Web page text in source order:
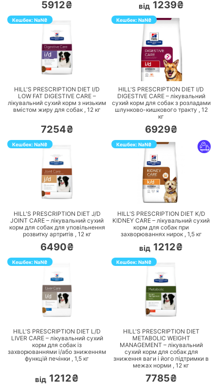
5912₴ від 1239₴
Кешбек:NaN₴
ПЕРЕЙТИ
HILL'S PRESCRIPTION DIET I/D
LOW FAT DIGESTIVE CARE –
лікувальний сухий корм з низьким
вмістом жиру для собак , 12 кг
7254₴
Кешбек:NaN₴
ПЕРЕЙТИ
HILL'S PRESCRIPTION DIET I/D
DIGESTIVE CARE – лікувальний
сухий корм для собак з розладами
шлунково-кишкового тракту , 12
кг
6929₴
Кешбек:NaN₴
ПЕРЕЙТИ
HILL'S PRESCRIPTION DIET J/D
JOINT CARE – лікувальний сухий
корм для собак для уповільнення
розвитку артритів , 12кг
6490₴
Кешбек:NaN₴
ПЕРЕЙТИ
HILL'S PRESCRIPTION DIET K/D
KIDNEY CARE – лікувальний сухий
корм для собак при
захворюваннях нирок , 1,5кг
від 1212₴
Кешбек:NaN₴
HILL'S PRESCRIPTION DIET L/D
LIVER CARE – лікувальний сухий
корм для собак із
захворюваннями і/або зниженням
функцій печінки , 1,5 кг
від 1212₴
Кешбек:NaN₴
ПЕРЕЙТИ
HILL'S PRESCRIPTION DIET
METABOLIC WEIGHT
MANAGEMENT – лікувальний
сухий корм для собак для
зниження ваги і його підтримки в
межах норми , 12 кг
7785₴